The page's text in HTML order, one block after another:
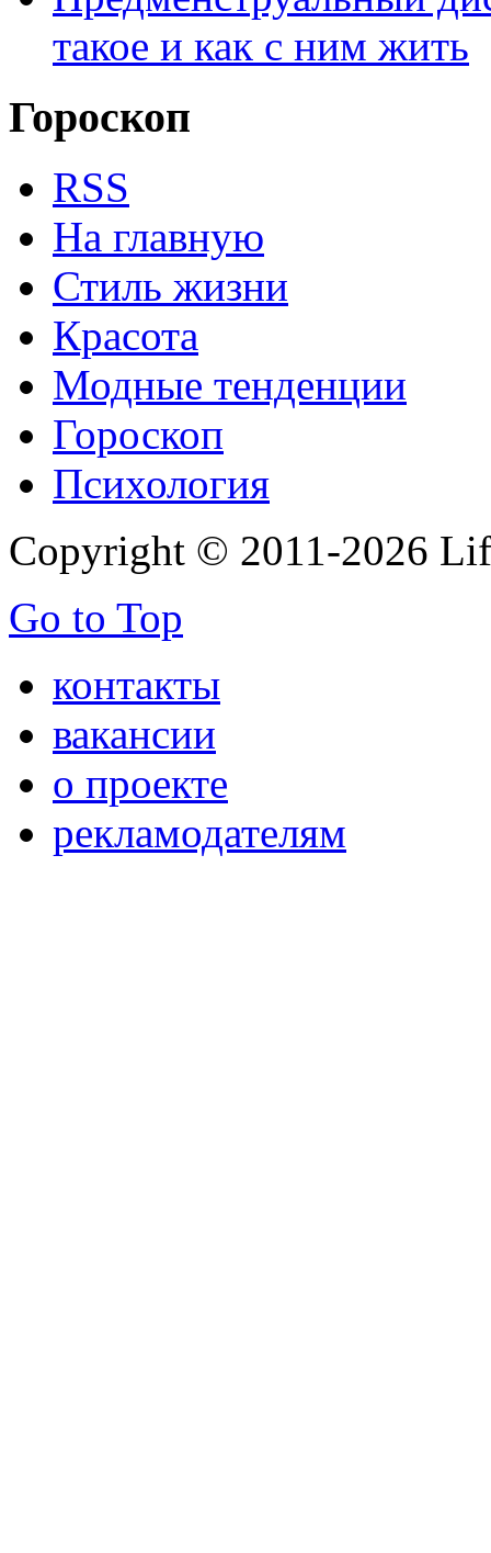
такое и как с ним жить
Гороскоп
RSS
На главную
Стиль жизни
Красота
Модные тенденции
Гороскоп
Психология
Copyright © 2011-2026
Go to Top
контакты
вакансии
о проекте
рекламодателям